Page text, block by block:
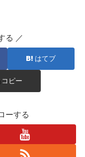
る ／
はてブ
コピー
ーする